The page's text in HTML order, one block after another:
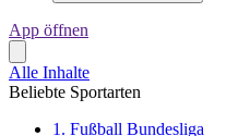
App öffnen
Alle Inhalte
Beliebte Sportarten
1. Fußball Bundesliga